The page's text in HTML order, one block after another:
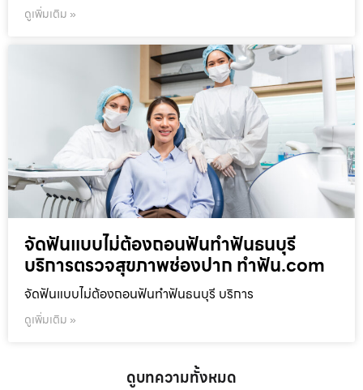
ดูเพิ่มเติม »
จัดฟันแบบไม่ต้องถอนฟันทำฟันธนบุรี
บริการตรวจสุขภาพช่องปาก ทำฟัน.com
จัดฟันแบบไม่ต้องถอนฟันทำฟันธนบุรี บริการ
ดูเพิ่มเติม »
ดูบทความทั้งหมด